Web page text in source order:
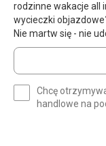
rodzinne wakacje all
wycieczki
Nie martw się - nie
Wprowadź
swój
(wymagane)
Chcę
handlowe na